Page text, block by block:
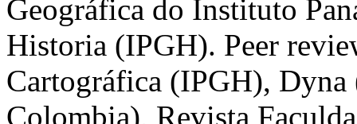
Geográfica do Instituto
Historia (IPGH). Peer
Cartográfica (IPGH),
Colombia), Revista